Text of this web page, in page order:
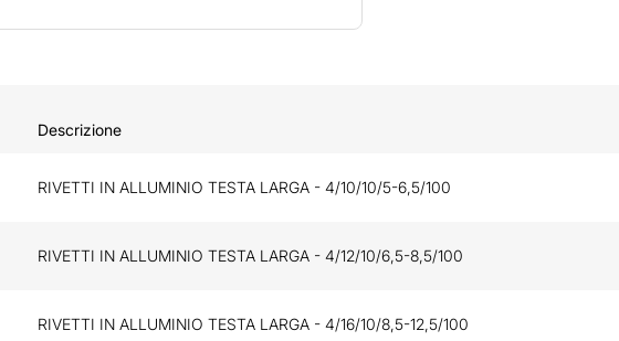
Descrizione
RIVETTI IN ALLUMINIO TESTA LARGA - 4/10/10/5-6,5/100
RIVETTI IN ALLUMINIO TESTA LARGA - 4/12/10/6,5-8,5/100
RIVETTI IN ALLUMINIO TESTA LARGA - 4/16/10/8,5-12,5/100